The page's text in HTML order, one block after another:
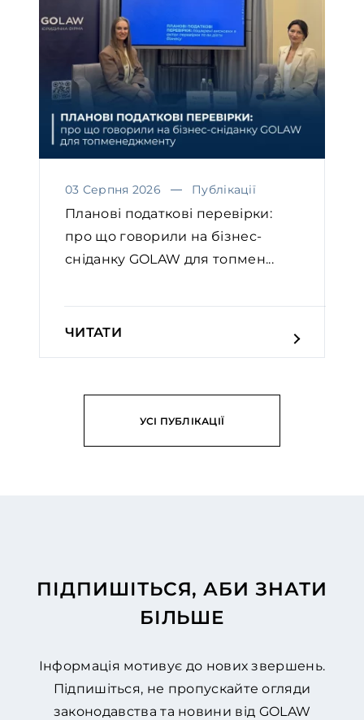
03 Серпня 2026 Публікації
Планові податкові перевірки:
про що говорили на бізнес-
сніданку GOLAW для топмен...
ЧИТАТИ
УСІ ПУБЛІКАЦІЇ
ПІДПИШІТЬСЯ, АБИ ЗНАТИ
БІЛЬШЕ
Інформація мотивує до нових звершень.
Підпишіться, не пропускайте огляди
законодавства та новини від GOLAW